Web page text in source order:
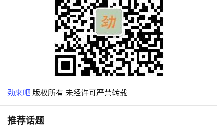
劲来吧 版权所有 未经许可严禁转载
推荐话题